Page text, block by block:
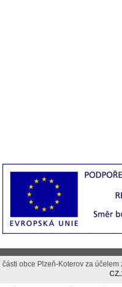
části obce Plzeň-Koterov za